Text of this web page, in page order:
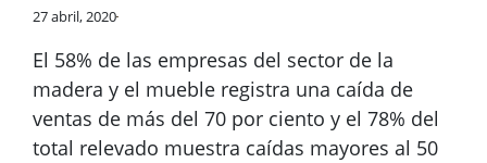
27 abril, 2020
El 58% de las empresas del sector de la
madera y el mueble registra una caída de
ventas de más del 70 por ciento y el 78% del
total relevado muestra caídas mayores al 50